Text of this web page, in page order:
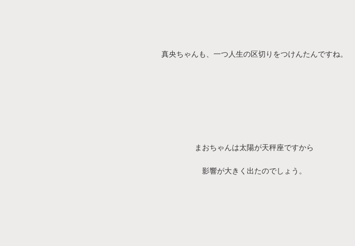
真央ちゃんも、一つ人生の区切りをつけんたんですね。
まおちゃんは太陽が天秤座ですから
影響が大きく出たのでしょう。